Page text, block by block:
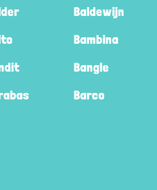
Baldewijn
Bambina
Bangle
Barco